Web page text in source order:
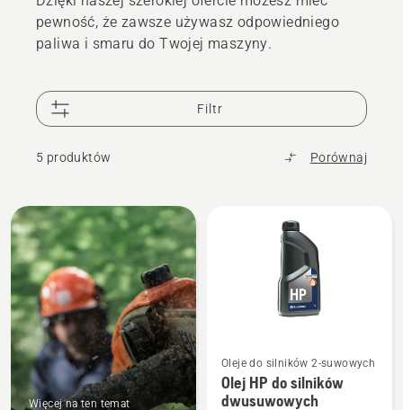
pewność, że zawsze używasz odpowiedniego
paliwa i smaru do Twojej maszyny.
Filtr
5 produktów Porównaj
Wszystkie
produkty
Więcej na ten temat
więcej
szczegółów
Oleje do silników 2-suwowych
Olej HP do silników
dwusuwowych